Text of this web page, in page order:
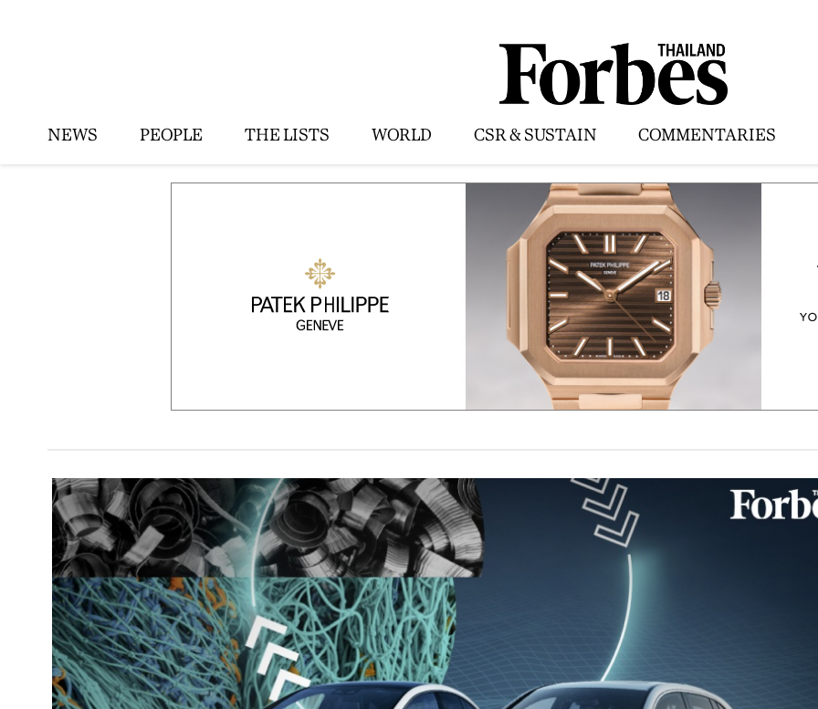
NEWS PEOPLE THE LISTS WORLD CSR & SUSTAIN COMMENTARIES